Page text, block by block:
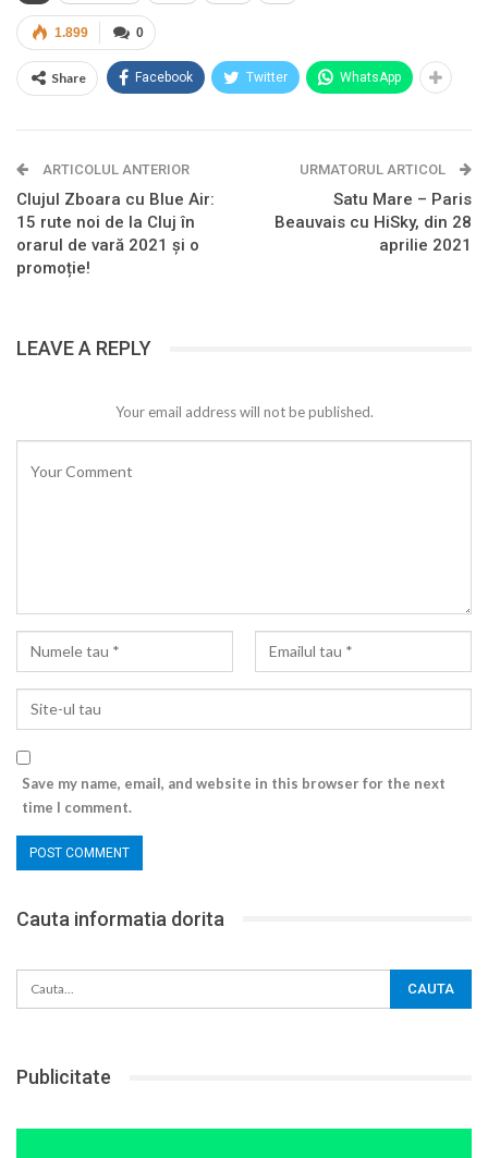
0
1.899
Share Facebook Twitter WhatsApp
ARTICOLUL ANTERIOR
Clujul Zboara cu Blue Air:
15 rute noi de la Cluj în
orarul de vară 2021 și o
promoție!
URMATORUL ARTICOL
Satu Mare – Paris
Beauvais cu HiSky, din 28
aprilie 2021
LEAVE A REPLY
Your email address will not be published.
Save my name, email, and website in this browser for the next
time I comment.
Cauta informatia dorita
Publicitate